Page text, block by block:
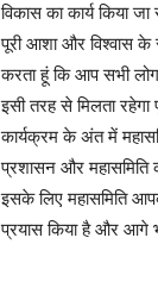
विकास का कार्य किया
पूरी आशा और विश्वास के
करता हूं कि आप सभी
इसी तरह से मिलता
कार्यक्रम के अंत में
प्रशासन और महासमिति
इसके लिए महासमिति
प्रयास किया है और आगे